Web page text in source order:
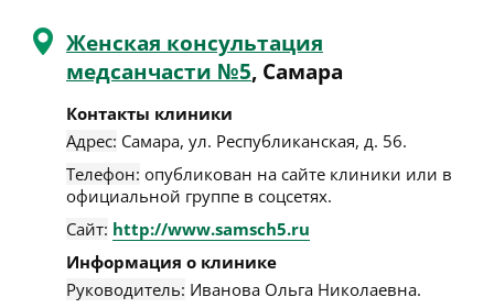
Женская консультация
медсанчасти №5, Самара
Контакты клиники
Адрес: Самара, ул. Республиканская, д. 56.
Телефон: опубликован на сайте клиники или в
официальной группе в соцсетях.
Сайт: http://www.samsch5.ru
Информация о клинике
Руководитель: Иванова Ольга Николаевна.